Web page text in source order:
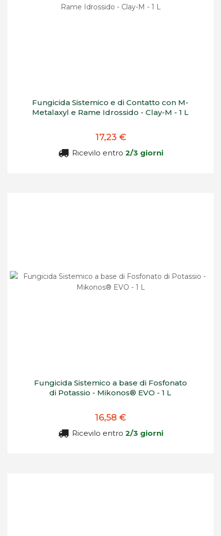
Fungicida Sistemico e di Contatto con M-
Metalaxyl e Rame Idrossido - Clay-M - 1 L
17,23 €
Ricevilo entro 2/3 giorni
Fungicida Sistemico a base di Fosfonato
di Potassio - Mikonos® EVO - 1 L
16,58 €
Ricevilo entro 2/3 giorni